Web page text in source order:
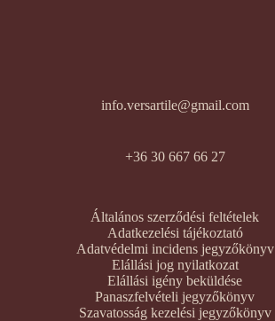
info.versartile@gmail.com
+36 30 667 66 27
Általános szerződési feltételek
Adatkezelési tájékoztató
Adatvédelmi incidens jegyzőkönyv
Elállási jog nyilatkozat
Elállási igény beküldése
Panaszfelvételi jegyzőkönyv
Szavatosság kezelési jegyzőkönyv